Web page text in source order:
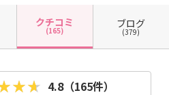
クチコミ
(165)
ブログ
(379)
4.8（165件）